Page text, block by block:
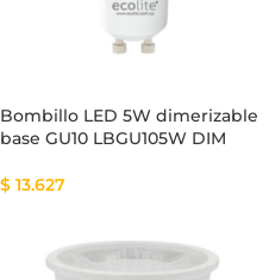
Bombillo LED 5W dimerizable
base GU10 LBGU105W DIM
$ 13.627